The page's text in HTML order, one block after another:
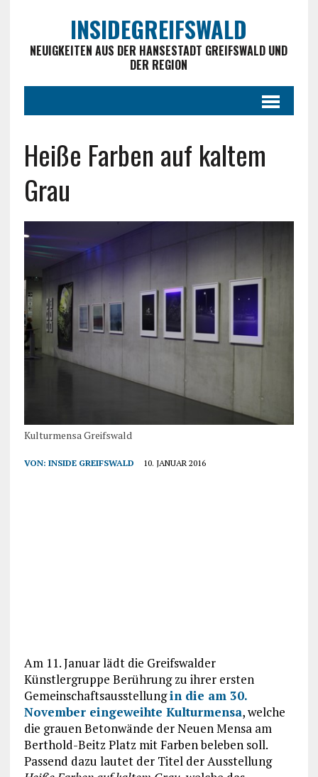
INSIDEGREIFSWALD
NEUIGKEITEN AUS DER HANSESTADT GREIFSWALD UND
DER REGION
Heiße Farben auf kaltem
Grau
Kulturmensa Greifswald
VON: INSIDE GREIFSWALD 10. JANUAR 2016
Am 11. Januar lädt die Greifswalder
Künstlergruppe Berührung zu ihrer ersten
Gemeinschaftsausstellungin die am 30.
November eingeweihte Kulturmensa, welche
die grauen Betonwände der Neuen Mensa am
Berthold-Beitz Platz mit Farben beleben soll.
Passend dazu lautet der Titel der Ausstellung